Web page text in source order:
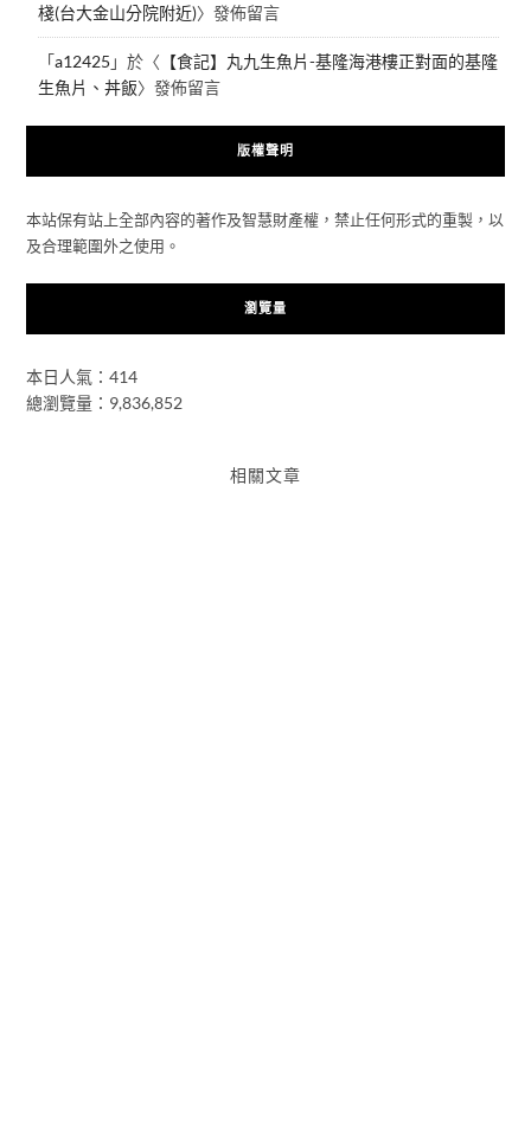
棧(台大金山分院附近)〉發佈留言
「a12425 」於〈 【食記】丸九生魚片-基隆海港樓正對面的基隆
生魚片、丼飯〉發佈留言
版權聲明
本站保有站上全部內容的著作及智慧財產權，禁止任何形式的重製，以
及合理範圍外之使用。
瀏覽量
本日人氣：414
總瀏覽量：9,836,852
相關文章